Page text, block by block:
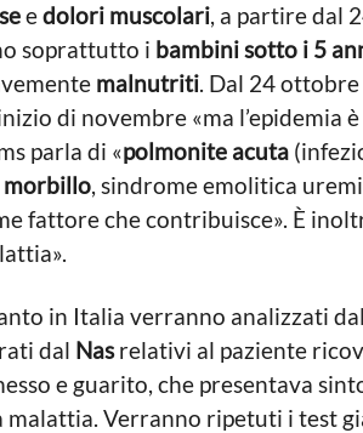
edolori muscolari, a partire dal
soprattutto i bambini sotto i 5
malnutriti. Dal 24
di novembre «ma l’epidemia
parla di «polmonite acuta
morbillo, sindrome emolitica
fattore che contribuisce». È
in Italia verranno analizzati
dal Nasrelativi al paziente
e guarito, che presentava
malattia. Verranno ripetuti i test